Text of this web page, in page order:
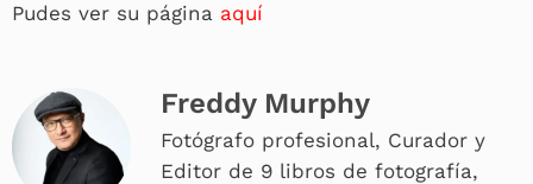
Pudes ver su página aquí
Freddy Murphy
Fotógrafo profesional, Curador y
Editor de 9 libros de fotografía,